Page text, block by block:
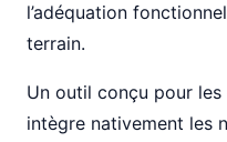
l’adéquation
terrain.
Un outil conçu pour
intègre nativement les